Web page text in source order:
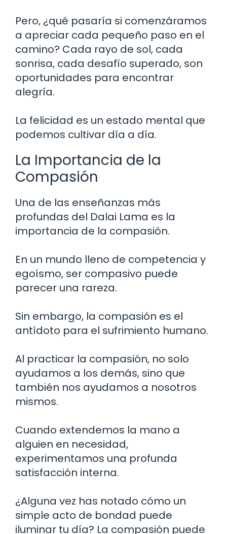
Pero, ¿qué pasaría si comenzáramos
a apreciar cada pequeño paso en el
camino? Cada rayo de sol, cada
sonrisa, cada desafío superado, son
oportunidades para encontrar
alegría.
La felicidad es un estado mental que
podemos cultivar día a día.
La Importancia de la
Compasión
Una de las enseñanzas más
profundas del Dalai Lama es la
importancia de la compasión.
En un mundo lleno de competencia y
egoísmo, ser compasivo puede
parecer una rareza.
Sin embargo, la compasión es el
antídoto para el sufrimiento humano.
Al practicar la compasión, no solo
ayudamos a los demás, sino que
también nos ayudamos a nosotros
mismos.
Cuando extendemos la mano a
alguien en necesidad,
experimentamos una profunda
satisfacción interna.
¿Alguna vez has notado cómo un
simple acto de bondad puede
iluminar tu día? La compasión puede